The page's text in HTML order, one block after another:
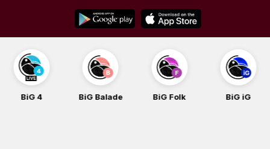
content
BiG Balade BiG Folk BiG iG BiG Rock